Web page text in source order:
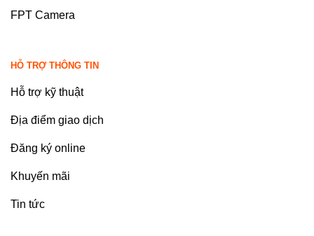
FPT Camera
HỖ TRỢ THÔNG TIN
Hỗ trợ kỹ thuật
Địa điểm giao dịch
Đăng ký online
Khuyến mãi
Tin tức